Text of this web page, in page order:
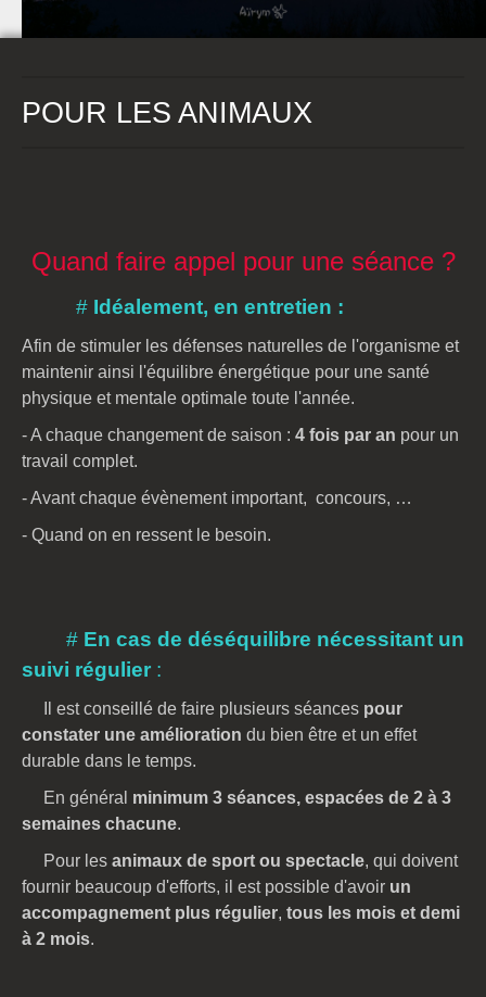
POUR LES ANIMAUX
Quand faire appel pour une séance ?
# Idéalement, en entretien :
Afin de stimuler les défenses naturelles de l'organisme et
maintenir ainsi l'équilibre énergétique pour une santé
physique et mentale optimale toute l'année.
- A chaque changement de saison : 4 fois par an pour un
travail complet.
- Avant chaque évènement important, concours, …
- Quand on en ressent le besoin.
# En cas de déséquilibre nécessitant un
suivi régulier :
Il est conseillé de faire plusieurs séances pour
constater une amélioration du bien être et un effet
durable dans le temps.
En général minimum 3 séances, espacées de 2 à 3
semaines chacune.
Pour les animaux de sport ou spectacle, qui doivent
fournir beaucoup d'efforts, il est possible d'avoir un
accompagnement plus régulier, tous les mois et demi
à 2 mois.